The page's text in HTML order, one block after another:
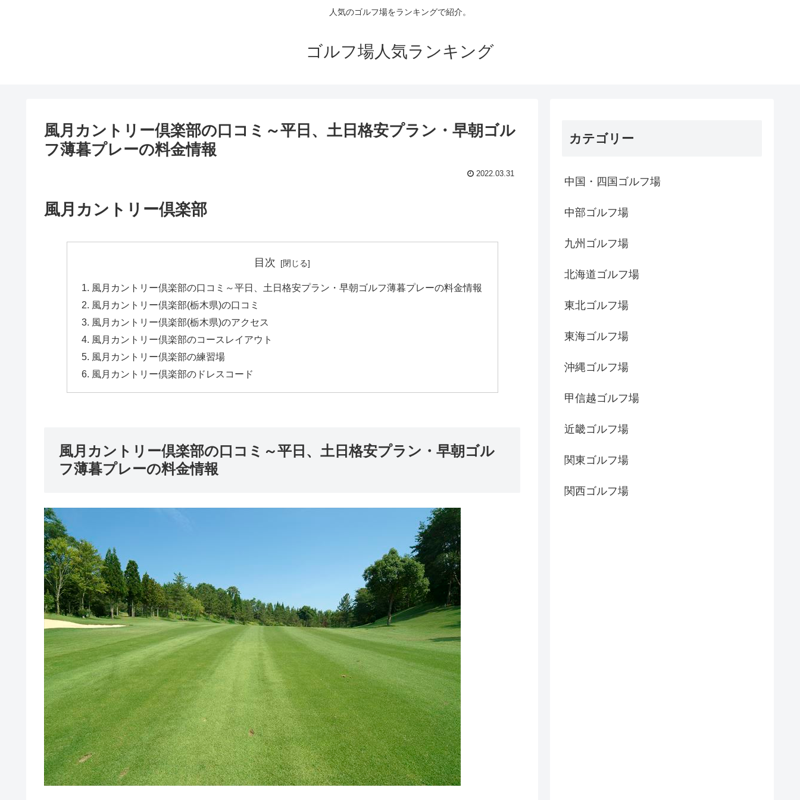
人気のゴルフ場をランキングで紹介。
ゴルフ場人気ランキング
風月カントリー倶楽部の口コミ～平日、土日格安プラン・早朝ゴル
フ薄暮プレーの料金情報
2022.03.31
風月カントリー倶楽部
目次
風月カントリー倶楽部の口コミ～平日、土日格安プラン・早朝ゴルフ薄暮プレーの料金情報
風月カントリー倶楽部(栃木県)の口コミ
風月カントリー倶楽部(栃木県)のアクセス
風月カントリー倶楽部のコースレイアウト
風月カントリー倶楽部の練習場
風月カントリー倶楽部のドレスコード
風月カントリー倶楽部の口コミ～平日、土日格安プラン・早朝ゴル
フ薄暮プレーの料金情報
カテゴリー
中国・四国ゴルフ場
中部ゴルフ場
九州ゴルフ場
北海道ゴルフ場
東北ゴルフ場
東海ゴルフ場
沖縄ゴルフ場
甲信越ゴルフ場
近畿ゴルフ場
関東ゴルフ場
関西ゴルフ場